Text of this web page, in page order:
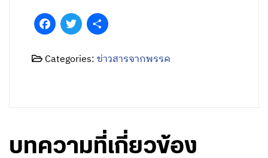
FacebookTwitter
Categories:ข่าวสารจากพรรค
บทความที่เกี่ยวข้อง